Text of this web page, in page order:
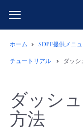
サービス一覧
クラウド/サー
データ利活用
料金情報
ホーム SDPF提供メニ
チュートリアル ダッシ
ダッシ
方法